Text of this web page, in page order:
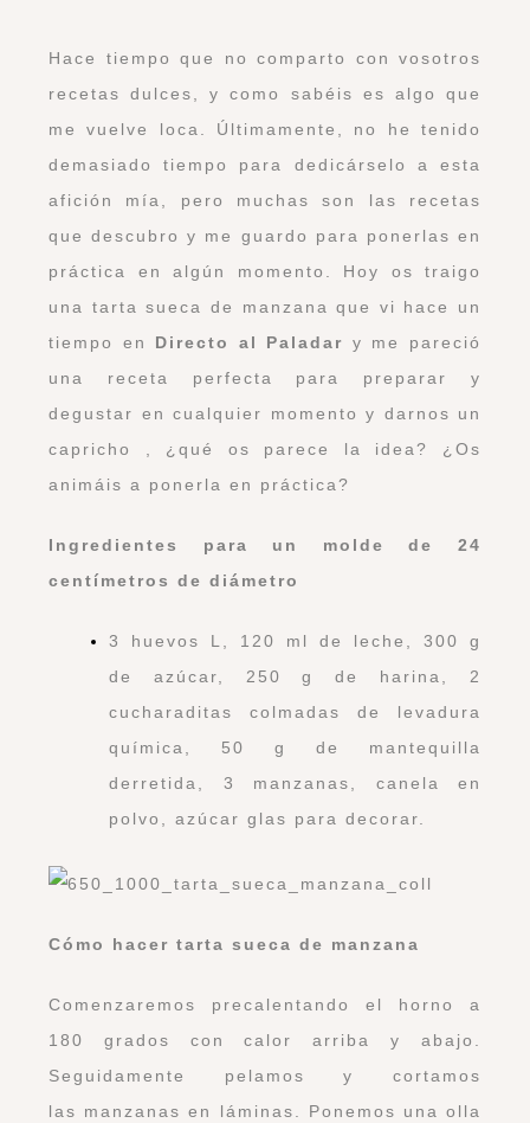
Hace tiempo que no comparto con vosotros
recetas dulces, y como sabéis es algo que
me vuelve loca. Últimamente, no he tenido
demasiado tiempo para dedicárselo a esta
afición mía, pero muchas son las recetas
que descubro y me guardo para ponerlas en
práctica en algún momento. Hoy os traigo
una tarta sueca de manzana que vi hace un
tiempo en
Directo al Paladar y me pareció
una receta perfecta para preparar y
degustar en cualquier momento y darnos un
capricho , ¿qué os parece la idea? ¿Os
animáis a ponerla en práctica?
Ingredientes para un molde de 24
centímetros de diámetro
3 huevos L, 120 ml de leche, 300 g
de azúcar, 250 g de harina, 2
cucharaditas colmadas de levadura
química, 50 g de mantequilla
derretida, 3 manzanas, canela en
polvo, azúcar glas para decorar.
Cómo hacer tarta sueca de manzana
Comenzaremos precalentando el horno a
180 grados con calor arriba y abajo.
Seguidamente pelamos y cortamos
las manzanas en láminas. Ponemos una olla